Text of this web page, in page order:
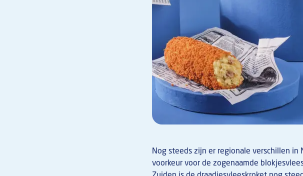
Nog steeds zijn er regionale verschillen
voorkeur voor de zogenaamde